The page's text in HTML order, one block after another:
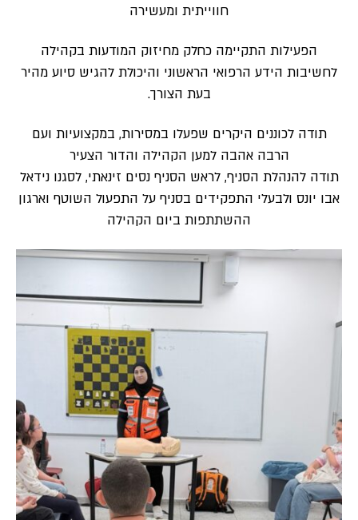
חווייתית ומעשירה
הפעילות התקיימה כחלק מחיזוק המודעות בקהילה
לחשיבות הידע הרפואי הראשוני והיכולת להגיש סיוע מהיר
בעת הצורך.
תודה לכוננים היקרים שפעלו במסירות, במקצועיות ועם
הרבה אהבה למען הקהילה והדור הצעיר
תודה להנהלת הסניף, לראש הסניף נסים זינאתי, לסגנו נידאל
אבו יונס ולבעלי התפקידים בסניף על התפעול השוטף וארגון
ההשתתפות ביום הקהילה